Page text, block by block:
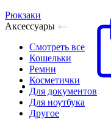
Рюкзаки
Аксессуары
Смотреть все
Кошельки
Ремни
Косметички
Для документов
Для ноутбука
Другое